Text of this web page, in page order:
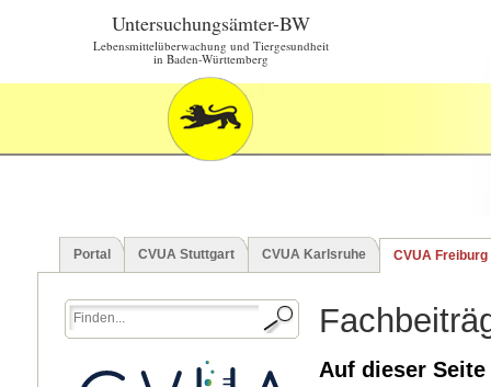
Untersuchungsämter-BW
Lebensmittelüberwachung und Tiergesundheit
in Baden-Württemberg
Portal CVUA Stuttgart CVUA Karlsruhe CVUA Freiburg
Auf dieser